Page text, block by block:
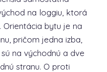
na loggiu, ktorá
Orientácia bytu je na
pričom jedna izba,
na východnú a dve
stranu. O proti